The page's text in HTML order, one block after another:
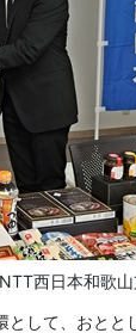
西日本和歌山
して、おとと